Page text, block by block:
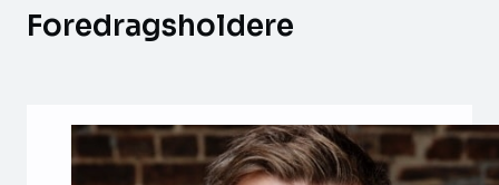
Foredragsholdere